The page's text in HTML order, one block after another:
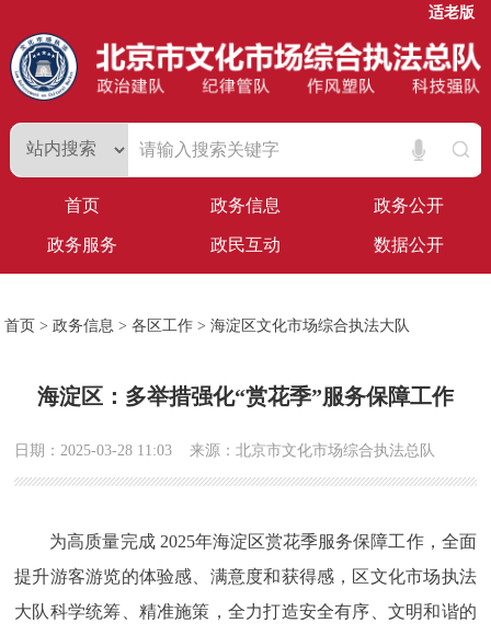
适老版
首页 政务信息 政务公开
政务服务 政民互动 数据公开
首页 >政务信息 >各区工作 >海淀区文化市场综合执法大队
海淀区：多举措强化“赏花季”服务保障工作
日期：2025-03-28 11:03 来源：北京市文化市场综合执法总队
为高质量完成 2025年海淀区赏花季服务保障工作，全面
提升游客游览的体验感、满意度和获得感，区文化市场执法
大队科学统筹、精准施策，全力打造安全有序、文明和谐的